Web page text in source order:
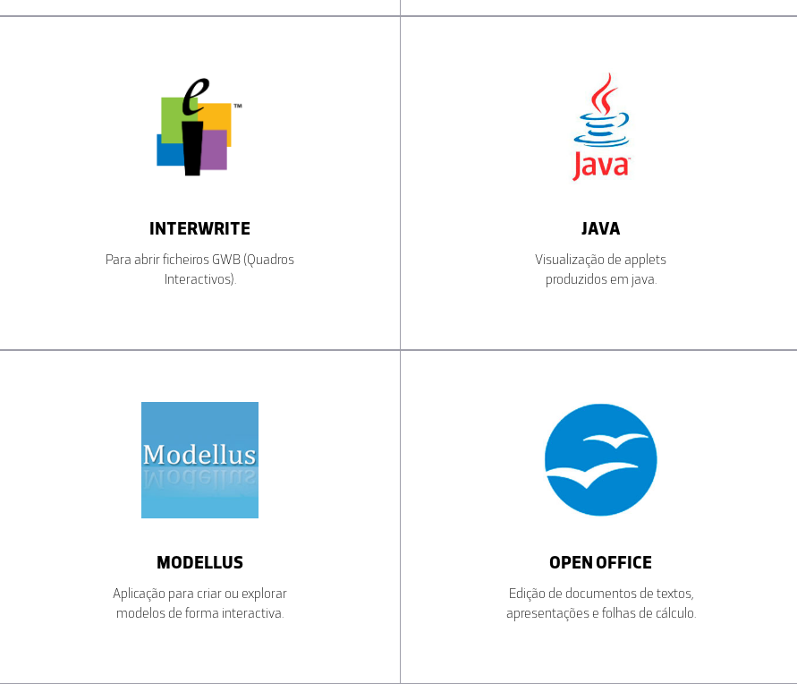
INTERWRITE
Para abrir ficheiros GWB (Quadros
Interactivos).
JAVA
Visualização de applets
produzidos em java.
MODELLUS
Aplicação para criar ou explorar
modelos de forma interactiva.
OPEN OFFICE
Edição de documentos de textos,
apresentações e folhas de cálculo.